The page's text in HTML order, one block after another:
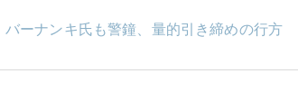
バーナンキ氏も警鐘、量的引き締めの行方